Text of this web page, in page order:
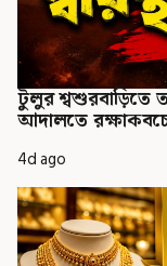
টুলুর শ্বশুরবাড়িতে
আদালতে
4d ago